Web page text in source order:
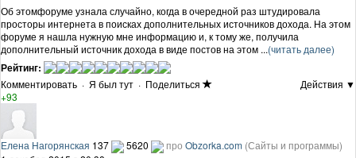
Об этомфоруме узнала случайно, когда в очередной раз штудировала
просторы интернета в поисках дополнительных источников дохода. На этом
форуме я нашла нужную мне информацию и, к тому же, получила
дополнительный источник дохода в виде постов на этом ...(читать далее)
Рейтинг:
Комментировать · Я был тут · Поделиться
Действия ▼
+93
Елена Нагорянская 137 5620 про Obzorka.com (Сайты и программы)